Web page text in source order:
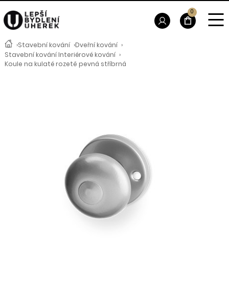
›Stavební kování ›Dveřní kování ›
Stavební kování Interiérové kování ›
Koule na kulaté rozetě pevná stříbrná
0